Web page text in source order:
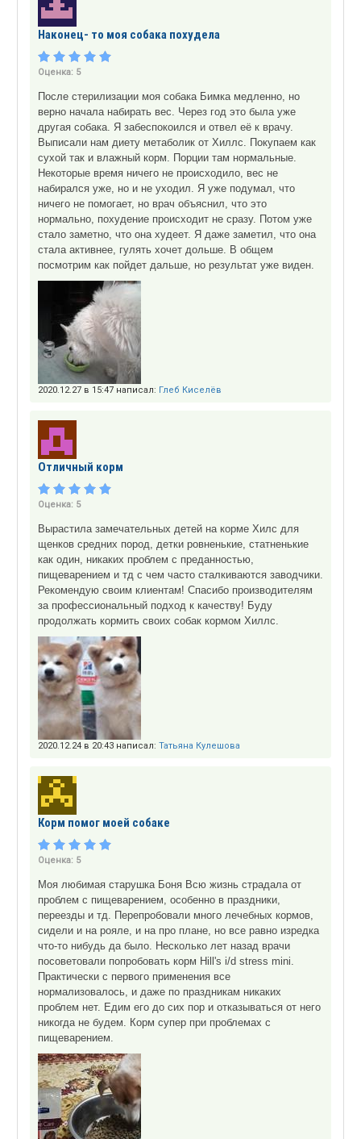
Наконец- то моя собака похудела
Оценка: 5
После стерилизации моя собака Бимка медленно, но
верно начала набирать вес. Через год это была уже
другая собака. Я забеспокоился и отвел её к врачу.
Выписали нам диету метаболик от Хиллс. Покупаем как
сухой так и влажный корм. Порции там нормальные.
Некоторые время ничего не происходило, вес не
набирался уже, но и не уходил. Я уже подумал, что
ничего не помогает, но врач объяснил, что это
нормально, похудение происходит не сразу. Потом уже
стало заметно, что она худеет. Я даже заметил, что она
стала активнее, гулять хочет дольше. В общем
посмотрим как пойдет дальше, но результат уже виден.
2020.12.27 в 15:47 написал: Глеб Киселёв
Отличный корм
Оценка: 5
Вырастила замечательных детей на корме Хилс для
щенков средних пород, детки ровненькие, статненькие
как один, никаких проблем с преданностью,
пищеварением и тд с чем часто сталкиваются заводчики.
Рекомендую своим клиентам! Спасибо производителям
за профессиональный подход к качеству! Буду
продолжать кормить своих собак кормом Хиллс.
2020.12.24 в 20:43 написал: Татьяна Кулешова
Корм помог моей собаке
Оценка: 5
Моя любимая старушка Боня Всю жизнь страдала от
проблем с пищеварением, особенно в праздники,
переезды и тд. Перепробовали много лечебных кормов,
сидели и на рояле, и на про плане, но все равно изредка
что-то нибудь да было. Несколько лет назад врачи
посоветовали попробовать корм Hill's i/d stress mini.
Практически с первого применения все
нормализовалось, и даже по праздникам никаких
проблем нет. Едим его до сих пор и отказываться от него
никогда не будем. Корм супер при проблемах с
пищеварением.